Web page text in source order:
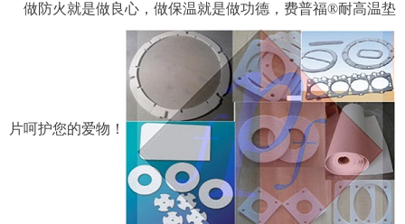
做防火就是做良心，做保温就是做功德，费普福®耐高温垫
片呵护您的爱物！